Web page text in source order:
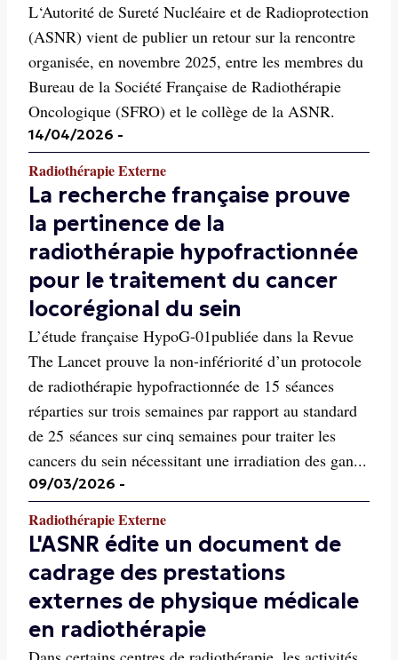
L‘Autorité de Sureté Nucléaire et de Radioprotection
(ASNR) vient de publier un retour sur la rencontre
organisée, en novembre 2025, entre les membres du
Bureau de la Société Française de Radiothérapie
Oncologique (SFRO) et le collège de la ASNR.
14/04/2026 -
Radiothérapie Externe
La recherche française prouve
la pertinence de la
radiothérapie hypofractionnée
pour le traitement du cancer
locorégional du sein
L’étude française HypoG-01publiée dans la Revue
The Lancet prouve la non-infériorité d’un protocole
de radiothérapie hypofractionnée de 15 séances
réparties sur trois semaines par rapport au standard
de 25 séances sur cinq semaines pour traiter les
cancers du sein nécessitant une irradiation des gan...
09/03/2026 -
Radiothérapie Externe
L'ASNR édite un document de
cadrage des prestations
externes de physique médicale
en radiothérapie